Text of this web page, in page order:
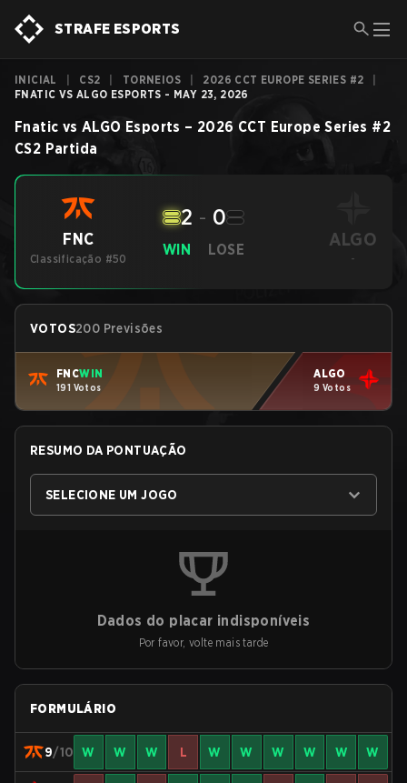
STRAFE ESPORTS
INICIAL CS2 TORNEIOS 2026 CCT EUROPE SERIES #2
FNATIC VS ALGO ESPORTS - MAY 23, 2026
Fnatic vs ALGO Esports – 2026 CCT Europe Series #2
CS2 Partida
FNC
Classificação #50
WIN
2 - 0
LOSE ALGO
-
VOTOS200 Previsões
FNCWIN
191 Votos
ALGO
9 Votos
RESUMO DA PONTUAÇÃO
SELECIONE UM JOGO
Dados do placar indisponíveis
Por favor, volte mais tarde
FORMULÁRIO
9/10 W W W L W W W W W W